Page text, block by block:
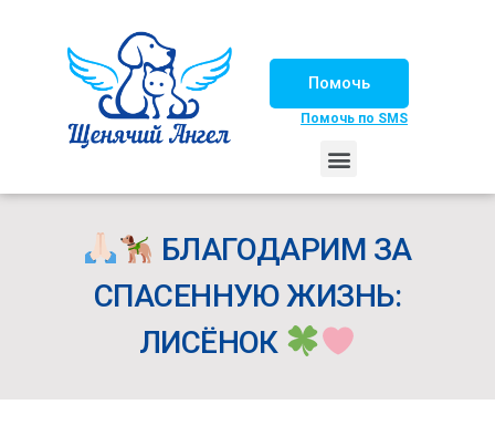
Помочь
Помочь по SMS
БЛАГОДАРИМ ЗА
СПАСЕННУЮ ЖИЗНЬ:
ЛИСЁНОК